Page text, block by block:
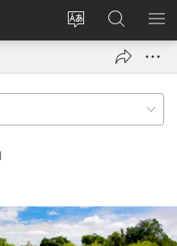
Spremeni
spletnega
Prijava
(odpre
Iskanje
po
JW.ORG